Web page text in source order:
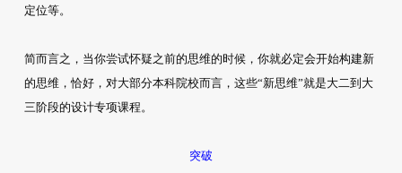
定位等。
简而言之，当你尝试怀疑之前的思维的时候，你就必定会开始构建新
的思维，恰好，对大部分本科院校而言，这些“新思维”就是大二到大
三阶段的设计专项课程。
突破